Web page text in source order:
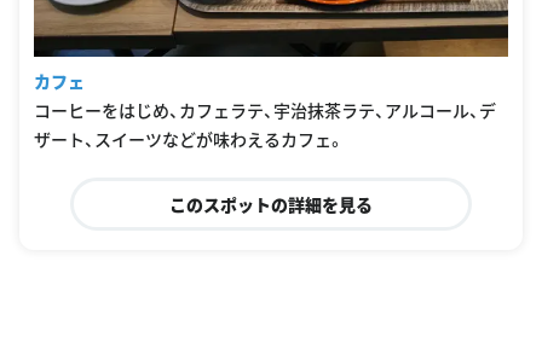
カフェ
コーヒーをはじめ、カフェラテ、宇治抹茶ラテ、アルコール、デ
ザート、スイーツなどが味わえるカフェ。
このスポットの詳細を見る